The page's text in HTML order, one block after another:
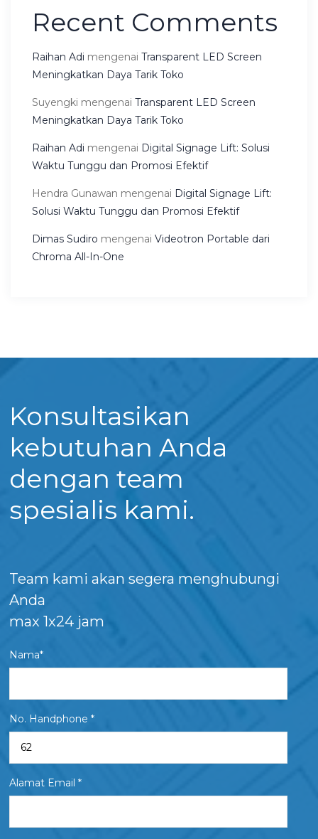
Recent Comments
Raihan Adi mengenai Transparent LED Screen
Meningkatkan Daya Tarik Toko
Suyengki mengenai Transparent LED Screen
Meningkatkan Daya Tarik Toko
Raihan Adi mengenai Digital Signage Lift: Solusi
Waktu Tunggu dan Promosi Efektif
Hendra Gunawan mengenai Digital Signage Lift:
Solusi Waktu Tunggu dan Promosi Efektif
Dimas Sudiro mengenai Videotron Portable dari
Chroma All-In-One
Konsultasikan
kebutuhan Anda
dengan team
spesialis kami.
Team kami akan segera menghubungi
Anda
max 1x24 jam
Nama*
No. Handphone *
Alamat Email *